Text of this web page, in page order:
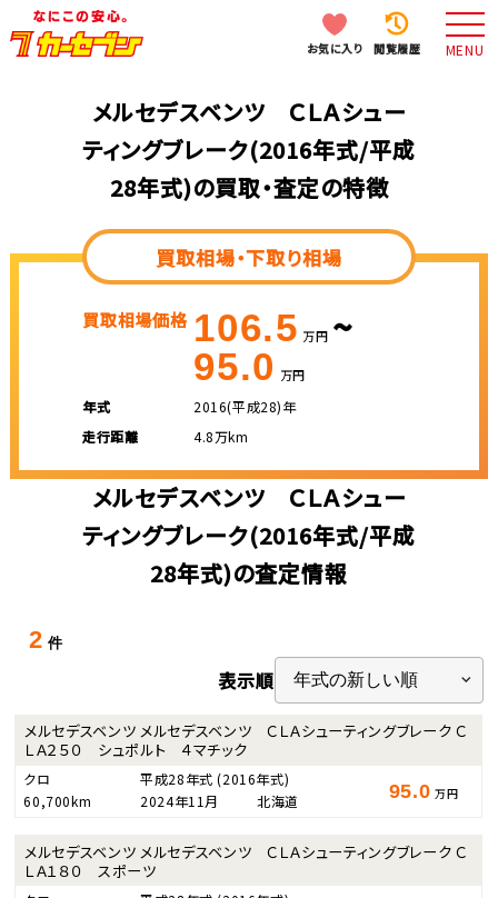
お気に入り 閲覧履歴 MENU
メルセデスベンツ ＣＬＡシュー
ティングブレーク(2016年式/平成
28年式)の買取・査定の特徴
買取相場・下取り相場
買取相場価格 106.5 万円 ~
95.0 万円
年式
2016(平成28)年
走行距離
4.8万km
メルセデスベンツ ＣＬＡシュー
ティングブレーク(2016年式/平成
28年式)の査定情報
2 件
表示順
メルセデスベンツ メルセデスベンツ ＣＬＡシューティングブレーク Ｃ
ＬＡ２５０ シュポルト ４マチック
クロ 平成28年式(2016年式)
60,700km
2024年11月 北海道 95.0 万円
メルセデスベンツ メルセデスベンツ ＣＬＡシューティングブレーク Ｃ
ＬＡ１８０ スポーツ